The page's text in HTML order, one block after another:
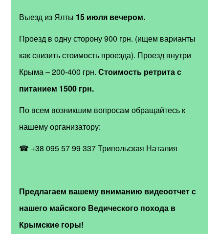
Выезд из Ялты 15 июля вечером.
Проезд в одну сторону 900 грн. (ищем варианты
как снизить стоимость проезда). Проезд внутри
Крыма – 200-400 грн.Стоимость ретрита с
питанием 1500 грн.
По всем возникшим вопросам обращайтесь к
нашему организатору:
☎ +38 095 57 99 337 Трипольская Наталия
Предлагаем вашему вниманию видеоотчет с
нашего майского Ведического похода в
Крымские горы!